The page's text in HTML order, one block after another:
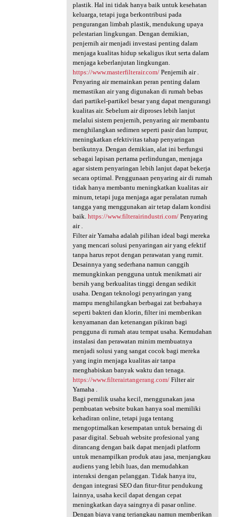
plastik. Hal ini tidak hanya baik untuk kesehatan
keluarga, tetapi juga berkontribusi pada
pengurangan limbah plastik, mendukung upaya
pelestarian lingkungan. Dengan demikian,
penjernih air menjadi investasi penting dalam
menjaga kualitas hidup sekaligus ikut serta dalam
menjaga keberlanjutan lingkungan.
https://www.masterfilterair.com/Penjernih air .
Penyaring air memainkan peran penting dalam
memastikan air yang digunakan di rumah bebas
dari partikel-partikel besar yang dapat mengurangi
kualitas air. Sebelum air diproses lebih lanjut
melalui sistem penjernih, penyaring air membantu
menghilangkan sedimen seperti pasir dan lumpur,
meningkatkan efektivitas tahap penyaringan
berikutnya. Dengan demikian, alat ini berfungsi
sebagai lapisan pertama perlindungan, menjaga
agar sistem penyaringan lebih lanjut dapat bekerja
secara optimal. Penggunaan penyaring air di rumah
tidak hanya membantu meningkatkan kualitas air
minum, tetapi juga menjaga agar peralatan rumah
tangga yang menggunakan air tetap dalam kondisi
baik. https://www.filterairindustri.com/Penyaring
air .
Filter air Yamaha adalah pilihan ideal bagi mereka
yang mencari solusi penyaringan air yang efektif
tanpa harus repot dengan perawatan yang rumit.
Desainnya yang sederhana namun canggih
memungkinkan pengguna untuk menikmati air
bersih yang berkualitas tinggi dengan sedikit
usaha. Dengan teknologi penyaringan yang
mampu menghilangkan berbagai zat berbahaya
seperti bakteri dan klorin, filter ini memberikan
kenyamanan dan ketenangan pikiran bagi
pengguna di rumah atau tempat usaha. Kemudahan
instalasi dan perawatan minim membuatnya
menjadi solusi yang sangat cocok bagi mereka
yang ingin menjaga kualitas air tanpa
menghabiskan banyak waktu dan tenaga.
https://www.filterairtangerang.com/Filter air
Yamaha .
Bagi pemilik usaha kecil, menggunakan jasa
pembuatan website bukan hanya soal memiliki
kehadiran online, tetapi juga tentang
mengoptimalkan kesempatan untuk bersaing di
pasar digital. Sebuah website profesional yang
dirancang dengan baik dapat menjadi platform
untuk menampilkan produk atau jasa, menjangkau
audiens yang lebih luas, dan memudahkan
interaksi dengan pelanggan. Tidak hanya itu,
dengan integrasi SEO dan fitur-fitur pendukung
lainnya, usaha kecil dapat dengan cepat
meningkatkan daya saingnya di pasar online.
Dengan biaya yang terjangkau namun memberikan